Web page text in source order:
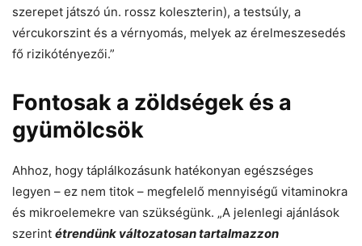
szerepet játszó ún. rossz koleszterin), a testsúly, a
vércukorszint és a vérnyomás, melyek az érelmeszesedés
fő rizikótényezői.”
Fontosak a zöldségek és a
gyümölcsök
Ahhoz, hogy táplálkozásunk hatékonyan egészséges
legyen – ez nem titok – megfelelő mennyiségű vitaminokra
és mikroelemekre van szükségünk. „A jelenlegi ajánlások
szerint étrendünk változatosan tartalmazzon